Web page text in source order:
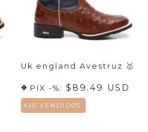
Uk england Avestruz 🥇
PIX -%: $89.49 USD
435 VENDIDOS.